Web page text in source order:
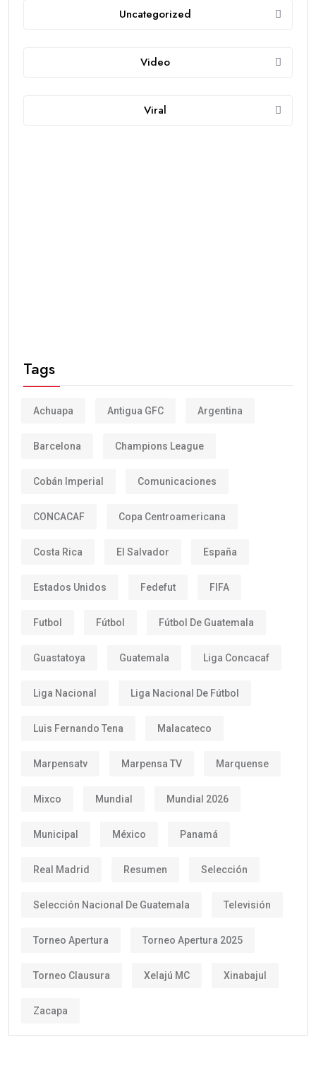
Uncategorized
Video
Viral
Tags
Achuapa Antigua GFC Argentina
Barcelona Champions League
Cobán Imperial Comunicaciones
CONCACAF Copa Centroamericana
Costa Rica El Salvador España
Estados Unidos Fedefut FIFA
Futbol Fútbol Fútbol De Guatemala
Guastatoya Guatemala Liga Concacaf
Liga Nacional Liga Nacional De Fútbol
Luis Fernando Tena Malacateco
Marpensatv Marpensa TV Marquense
Mixco Mundial Mundial 2026
Municipal México Panamá
Real Madrid Resumen Selección
Selección Nacional De Guatemala Televisión
Torneo Apertura Torneo Apertura 2025
Torneo Clausura Xelajú MC Xinabajul
Zacapa